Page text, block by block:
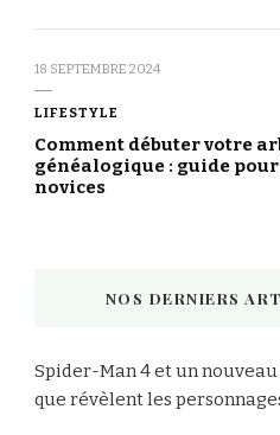
18 SEPTEMBRE 2024
LIFESTYLE
Comment débuter votre
généalogique : guide
novices
NOS DERNIERS
Spider-Man 4 et un
que révèlent les